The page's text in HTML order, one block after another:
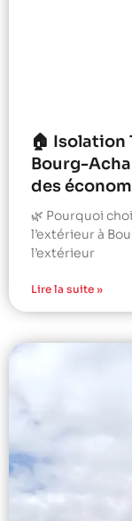
🏠 Isolation
Bourg-
des
🌿 Pourquoi
l’extérieur à
l’extérieur
Lire la suite »